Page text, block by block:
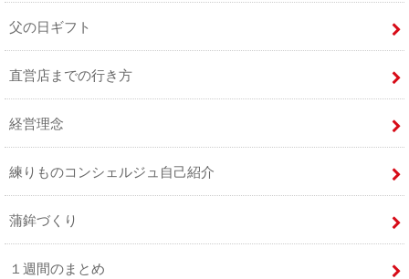
父の日ギフト
直営店までの行き方
経営理念
練りものコンシェルジュ自己紹介
蒲鉾づくり
１週間のまとめ